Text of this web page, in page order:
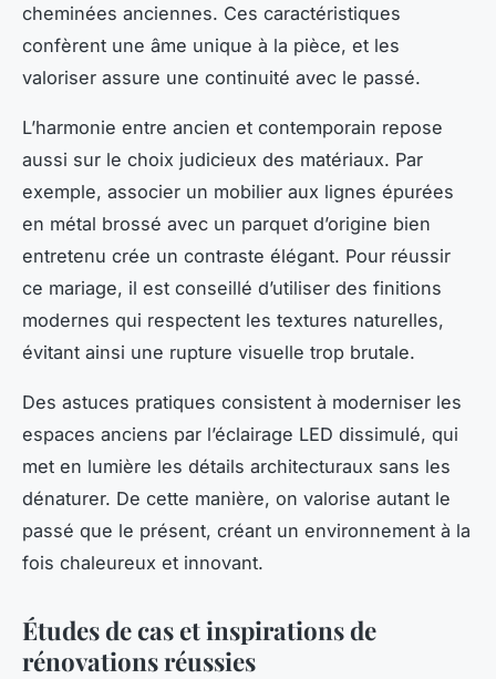
cheminées anciennes. Ces caractéristiques
confèrent une âme unique à la pièce, et les
valoriser assure une continuité avec le passé.
L’harmonie entre ancien et contemporain repose
aussi sur le choix judicieux des matériaux. Par
exemple, associer un mobilier aux lignes épurées
en métal brossé avec un parquet d’origine bien
entretenu crée un contraste élégant. Pour réussir
ce mariage, il est conseillé d’utiliser des finitions
modernes qui respectent les textures naturelles,
évitant ainsi une rupture visuelle trop brutale.
Des astuces pratiques consistent à moderniser les
espaces anciens par l’éclairage LED dissimulé, qui
met en lumière les détails architecturaux sans les
dénaturer. De cette manière, on valorise autant le
passé que le présent, créant un environnement à la
fois chaleureux et innovant.
Études de cas et inspirations de
rénovations réussies